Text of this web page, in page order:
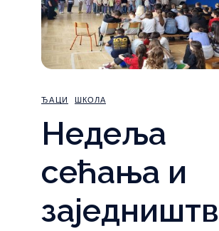
ЂАЦИ ШКОЛА
Недеља
сећања и